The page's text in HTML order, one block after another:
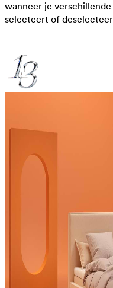
wanneer je
selecteert of